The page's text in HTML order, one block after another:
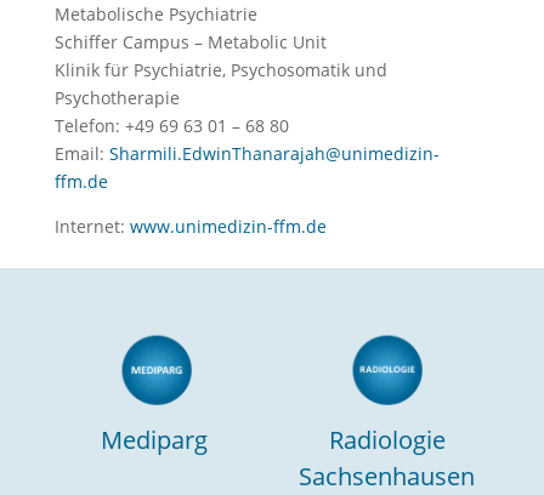
Metabolische Psychiatrie
Schiffer Campus – Metabolic Unit
Klinik für Psychiatrie, Psychosomatik und
Psychotherapie
Telefon: +49 69 63 01 – 68 80
Email: Sharmili.EdwinThanarajah@unimedizin-
ffm.de
Internet: www.unimedizin-ffm.de
Mediparg
Radiologie
Sachsenhausen